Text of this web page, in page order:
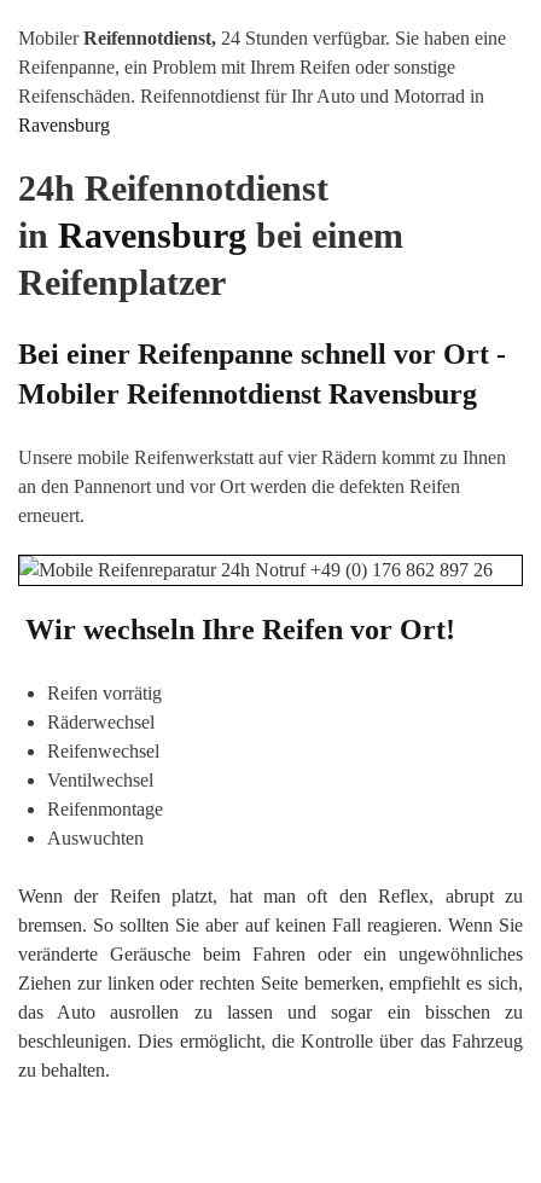
MobilerReifennotdienst, 24 Stunden verfügbar. Sie haben eine
Reifenpanne, ein Problem mit Ihrem Reifen oder sonstige
Reifenschäden. Reifennotdienst für Ihr Auto und Motorrad in
Ravensburg
24h Reifennotdienst
in Ravensburg bei einem
Reifenplatzer
Bei einer Reifenpanne schnell vor Ort -
Mobiler Reifennotdienst Ravensburg
Unsere mobile Reifenwerkstatt auf vier Rädern kommt zu Ihnen
an den Pannenort und vor Ort werden die defekten Reifen
erneuert.
Wir wechseln Ihre Reifen vor Ort!
Reifen vorrätig
Räderwechsel
Reifenwechsel
Ventilwechsel
Reifenmontage
Auswuchten
Wenn der Reifen platzt, hat man oft den Reflex, abrupt zu
bremsen. So sollten Sie aber auf keinen Fall reagieren. Wenn Sie
veränderte Geräusche beim Fahren oder ein ungewöhnliches
Ziehen zur linken oder rechten Seite bemerken, empfiehlt es sich,
das Auto ausrollen zu lassen und sogar ein bisschen zu
beschleunigen. Dies ermöglicht, die Kontrolle über das Fahrzeug
zu behalten.